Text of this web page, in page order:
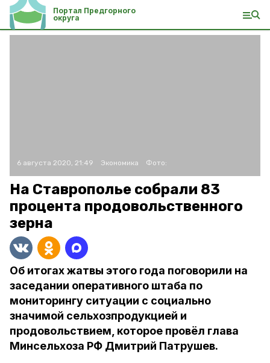
Портал Предгорного
округа
6 августа 2020, 21:49 Экономика Фото:
На Ставрополье собрали 83
процента продовольственного
зерна
Об итогах жатвы этого года поговорили на
заседании оперативного штаба по
мониторингу ситуации с социально
значимой сельхозпродукцией и
продовольствием, которое провёл глава
Минсельхоза РФ Дмитрий Патрушев.